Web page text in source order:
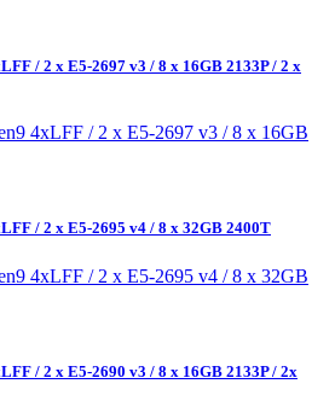
/ 2 x E5-2697 v3 / 8 x 16GB 2133P / 2 x
/ 2 x E5-2695 v4 / 8 x 32GB 2400T
/ 2 x E5-2690 v3 / 8 x 16GB 2133P / 2x